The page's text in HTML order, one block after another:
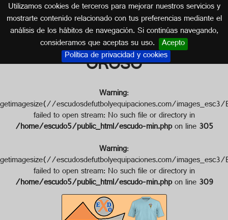
Utilizamos cookies de terceros para mejorar nuestros servicios y
mostrarte contenido relacionado con tus preferencias mediante el
análisis de los hábitos de navegación. Si continúas navegando,
consideramos que aceptas su uso. Acepto
Política de privacidad y cookies
Escudo de E.D. XUVENTUDE
OROSO
GALICIA
Warning:
getimagesize(//escudosdefutbolyequipaciones.com/
failed to open stream: No such file or directory in
/home/escudo5/public_html/escudo-min.phpon line305
Warning:
getimagesize(//escudosdefutbolyequipaciones.com/
failed to open stream: No such file or directory in
/home/escudo5/public_html/escudo-min.phpon line309